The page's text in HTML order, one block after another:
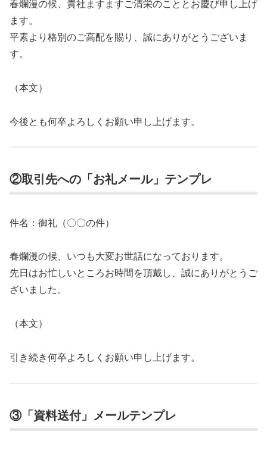
春爛漫の候、貴社ますますご清栄のこととお慶び申し上げ
ます。
平素より格別のご高配を賜り、誠にありがとうございま
す。
（本文）
今後とも何卒よろしくお願い申し上げます。
②取引先への「お礼メール」テンプレ
件名：御礼（〇〇の件）
春爛漫の候、いつも大変お世話になっております。
先日はお忙しいところお時間を頂戴し、誠にありがとうご
ざいました。
（本文）
引き続き何卒よろしくお願い申し上げます。
③「資料送付」メールテンプレ